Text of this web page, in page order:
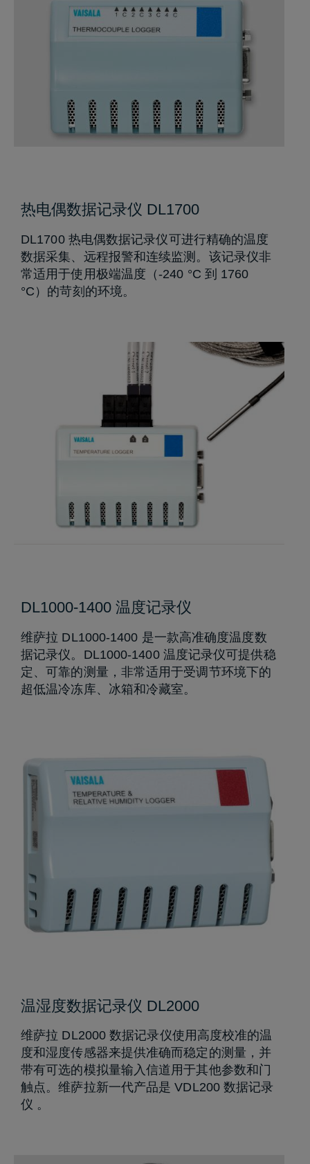
热电偶数据记录仪 DL1700
DL1700 热电偶数据记录仪可进行精确的温度
数据采集、远程报警和连续监测。该记录仪非
常适用于使用极端温度（-240 °C 到 1760
°C）的苛刻的环境。
DL1000-1400 温度记录仪
维萨拉 DL1000-1400 是一款高准确度温度数
据记录仪。DL1000-1400 温度记录仪可提供稳
定、可靠的测量，非常适用于受调节环境下的
超低温冷冻库、冰箱和冷藏室。
温湿度数据记录仪 DL2000
维萨拉 DL2000 数据记录仪使用高度校准的温
度和湿度传感器来提供准确而稳定的测量，并
带有可选的模拟量输入信道用于其他参数和门
触点。维萨拉新一代产品是 VDL200 数据记录
仪 。